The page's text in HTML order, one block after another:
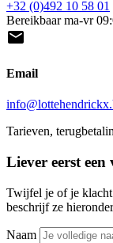
+32 (0)492 10 58 01
Bereikbaar ma-vr
email
Email
Tarieven,
Liever eerst een
Twijfel je of je
beschrijf ze
Naam